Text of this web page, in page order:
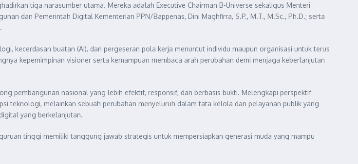
tiga narasumber utama. Mereka adalah Executive Chairman B-Universe sekaligus Menteri
dan Pemerintah Digital Kementerian PPN/Bappenas, Dini Maghfirra, S.P., M.T., M.Sc., Ph.D.; serta
kecerdasan buatan (AI), dan pergeseran pola kerja menuntut individu maupun organisasi untuk terus
kepemimpinan visioner serta kemampuan membaca arah perubahan demi menjaga keberlanjutan
pembangunan nasional yang lebih efektif, responsif, dan berbasis bukti. Melengkapi perspektif
teknologi, melainkan sebuah perubahan menyeluruh dalam tata kelola dan pelayanan publik yang
yang berkelanjutan.
tinggi memiliki tanggung jawab strategis untuk mempersiapkan generasi muda yang mampu